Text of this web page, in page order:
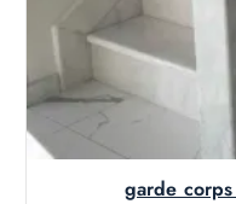
garde